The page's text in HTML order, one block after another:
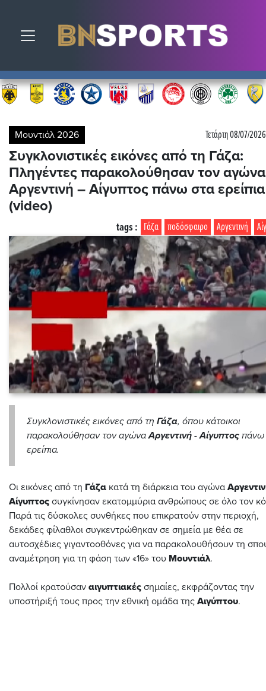
Toggle navigation
Μουντιάλ 2026 Τετάρτη 08/07/
Συγκλονιστικές εικόνες από τη Γάζα:
Πληγέντες παρακολούθησαν τον αγώνα
Αργεντινή – Αίγυπτος πάνω στα ερείπια
(video)
Αργεντινή
ποδόσφαιρο
Γάζα
tags :
Συγκλονιστικές εικόνες από τη Γάζα, όπου κάτοικοι
παρακολούθησαν τον αγώναΑργεντινή -Αίγυπτος πάνω
ερείπια.
Οι εικόνες από τη Γάζα κατά τη διάρκεια του αγώνα
Αίγυπτος συγκίνησαν εκατομμύρια ανθρώπους σε όλο τον
Παρά τις δύσκολες συνθήκες που επικρατούν στην περιοχή,
δεκάδες φίλαθλοι συγκεντρώθηκαν σε σημεία με θέα σε
αυτοσχέδιες γιγαντοοθόνες για να παρακολουθήσουν τη
αναμέτρηση για τη φάση των «16» του Μουντιάλ.
Πολλοί κρατούσαν αιγυπτιακές σημαίες, εκφράζοντας την
υποστήριξή τους προς την εθνική ομάδα της Αιγύπτου.